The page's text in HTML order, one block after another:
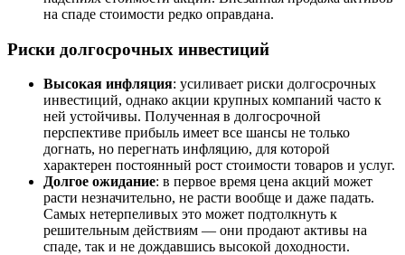
на спаде стоимости редко оправдана.
Риски долгосрочных инвестиций
Высокая инфляция: усиливает риски долгосрочных
инвестиций, однако акции крупных компаний часто к
ней устойчивы. Полученная в долгосрочной
перспективе прибыль имеет все шансы не только
догнать, но перегнать инфляцию, для которой
характерен постоянный рост стоимости товаров и услуг.
Долгое ожидание: в первое время цена акций может
расти незначительно, не расти вообще и даже падать.
Самых нетерпеливых это может подтолкнуть к
решительным действиям — они продают активы на
спаде, так и не дождавшись высокой доходности.